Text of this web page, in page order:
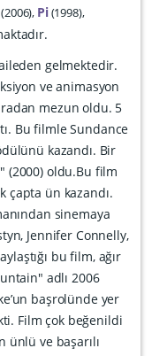
2006 Pi 1998
gelmektedir.
ve animasyon
mezun oldu. 5
Bu filmle Sundance
kazandı. Bir
(2000) oldu.Bu film
çapta ün kazandı.
sinemaya
Jennifer Connelly,
bu film, ağır
adlı 2006
başrolünde yer
Film çok beğenildi
ünlü ve başarılı